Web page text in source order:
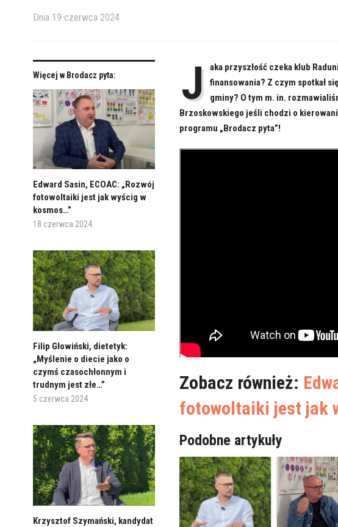
Dnia 19 czerwca 2024
Więcej w Brodacz pyta:
Edward Sasin, ECOAC: „Rozwój
fotowoltaiki jest jak wyścig w
kosmos…”
18 czerwca 2024
Filip Głowiński, dietetyk:
„Myślenie o diecie jako o
czymś czasochłonnym i
trudnym jest złe…”
5 czerwca 2024
Krzysztof Szymański, kandydat
J aka przyszłość czeka klub
finansowania? Z czym spotkał
gminy? O tym m. in.
Brzoskowskiego jeśli chodzi o
programu „Brodacz pyta”!
Zobacz również:
fotowoltaiki jest jak
Podobne artykuły